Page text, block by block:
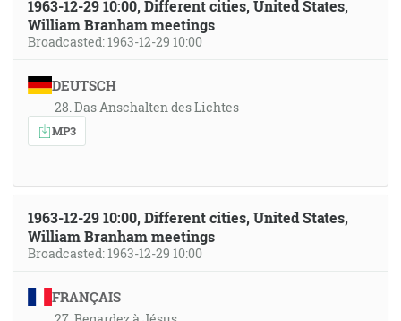
1963-12-29 10:00, Different cities, United States,
William Branham meetings
Broadcasted: 1963-12-29 10:00
DEUTSCH
28. Das Anschalten des Lichtes
MP3
1963-12-29 10:00, Different cities, United States,
William Branham meetings
Broadcasted: 1963-12-29 10:00
FRANÇAIS